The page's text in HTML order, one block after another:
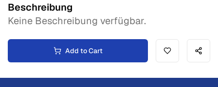
Beschreibung
Keine Beschreibung verfügbar.
Add to Cart